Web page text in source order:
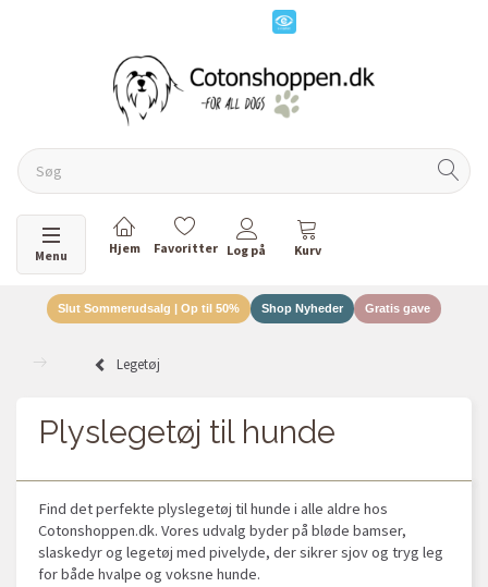
Skifte navigation
Menu
Slut Sommerudsalg | Op til 50% Shop Nyheder Gratis gave
Legetøj
Plyslegetøj til hunde
Find det perfekte plyslegetøj til hunde i alle aldre hos
Cotonshoppen.dk. Vores udvalg byder på bløde bamser,
slaskedyr og legetøj med pivelyde, der sikrer sjov og tryg leg
for både hvalpe og voksne hunde.